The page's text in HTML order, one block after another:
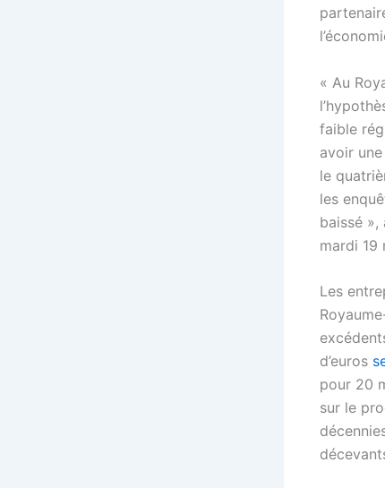
« Au
faible
avoir
le
les
baissé »,
mardi 19
Les
d’euros
pour 20
sur le